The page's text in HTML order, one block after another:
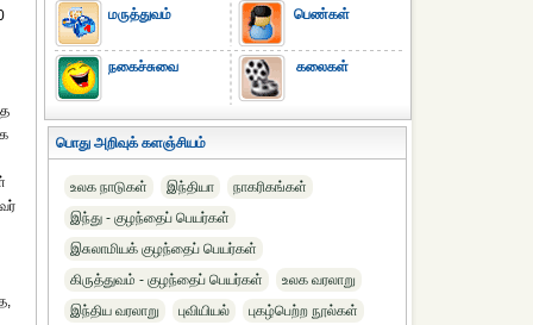
மருத்துவம்
நகைச்சுவை
பெண்கள்
கலைகள்
பொது அறிவுக் களஞ்சியம்
உலக நாடுகள் இந்தியா
நாகரிகங்கள்
இந்து - குழந்தைப் பெயர்கள்
இசுலாமியக் குழந்தைப் பெயர்கள்
கிருத்துவம் - குழந்தைப் பெயர்கள்
உலக வரலாறு
இந்திய வரலாறு
புவியியல்
புகழ்பெற்ற நூல்கள்